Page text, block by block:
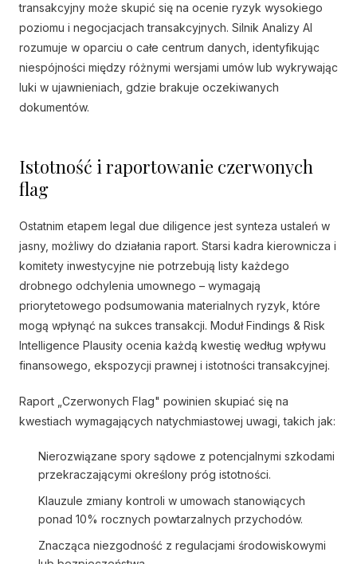
transakcyjny może skupić się na ocenie ryzyk wysokiego
poziomu i negocjacjach transakcyjnych. Silnik Analizy AI
rozumuje w oparciu o całe centrum danych, identyfikując
niespójności między różnymi wersjami umów lub wykrywając
luki w ujawnieniach, gdzie brakuje oczekiwanych
dokumentów.
Istotność i raportowanie czerwonych
flag
Ostatnim etapem legal due diligence jest synteza ustaleń w
jasny, możliwy do działania raport. Starsi kadra kierownicza i
komitety inwestycyjne nie potrzebują listy każdego
drobnego odchylenia umownego – wymagają
priorytetowego podsumowania materialnych ryzyk, które
mogą wpłynąć na sukces transakcji. Moduł Findings & Risk
Intelligence Plausity ocenia każdą kwestię według wpływu
finansowego, ekspozycji prawnej i istotności transakcyjnej.
Raport „Czerwonych Flag" powinien skupiać się na
kwestiach wymagających natychmiastowej uwagi, takich jak:
Nierozwiązane spory sądowe z potencjalnymi szkodami
przekraczającymi określony próg istotności.
Klauzule zmiany kontroli w umowach stanowiących
ponad 10% rocznych powtarzalnych przychodów.
Znacząca niezgodność z regulacjami środowiskowymi